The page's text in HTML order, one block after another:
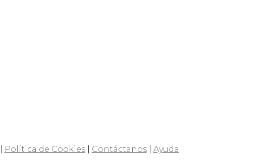
Política de Cookies| Contáctanos| Ayuda